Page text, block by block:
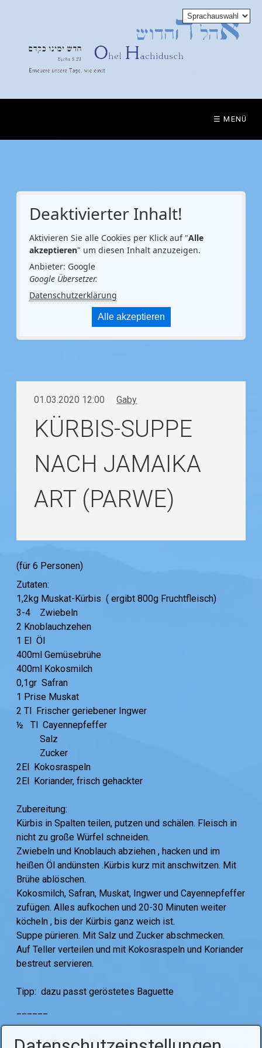
☰ MENÜ
Deaktivierter Inhalt!
Aktivieren Sie alle Cookies per Klick auf "Alle
akzeptieren" um diesen Inhalt anzuzeigen.
Anbieter: Google
Google Übersetzer.
Datenschutzerklärung
Alle akzeptieren
01.03.2020 12:00 Gaby
KÜRBIS-SUPPE
NACH JAMAIKA
ART (PARWE)
(für 6 Personen)
Zutaten:
1,2kg Muskat-Kürbis ( ergibt 800g Fruchtfleisch)
3-4 Zwiebeln
2 Knoblauchzehen
1 El Öl
400ml Gemüsebrühe
400ml Kokosmilch
0,1gr Safran
1 Prise Muskat
2 Tl Frischer geriebener Ingwer
½ Tl Cayennepfeffer
Salz
Zucker
2El Kokosraspeln
2El Koriander, frisch gehackter
Zubereitung:
Kürbis in Spalten teilen, putzen und schälen. Fleisch in
nicht zu große Würfel schneiden.
Zwiebeln und Knoblauch abziehen , hacken und im
heißen Öl andünsten .Kürbis kurz mit anschwitzen. Mit
Brühe ablöschen.
Kokosmilch, Safran, Muskat, Ingwer und Cayennepfeffer
zufügen. Alles aufkochen und 20-30 Minuten weiter
köcheln , bis der Kürbis ganz weich ist.
Suppe pürieren. Mit Salz und Zucker abschmecken.
Auf Teller verteilen und mit Kokosraspeln und Koriander
bestreut servieren.
Tipp: dazu passt geröstetes Baguette
Tags: suppen